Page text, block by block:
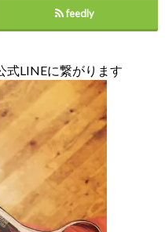
feedly
式LINEに繋がります